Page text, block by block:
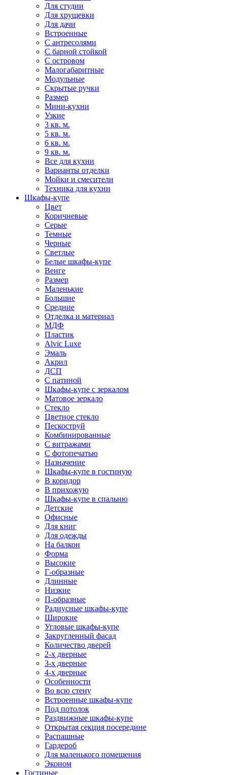
Для студии
Для хрущевки
Для дачи
Встроенные
С антресолями
С барной стойкой
С островом
Малогабаритные
Модульные
Скрытые ручки
Размер
Мини-кухни
Узкие
3 кв. м.
5 кв. м.
6 кв. м.
9 кв. м.
Все для кухни
Варианты отделки
Мойки и смесители
Техника для кухни
Шкафы-купе
Цвет
Коричневые
Серые
Темные
Черные
Светлые
Белые шкафы-купе
Венге
Размер
Маленькие
Большие
Средние
Отделка и материал
МДФ
Пластик
Alvic Luxe
Эмаль
Акрил
ДСП
С патиной
Шкафы-купе с зеркалом
Матовое зеркало
Стекло
Цветное стекло
Пескоструй
Комбинированные
С витражами
С фотопечатью
Назначение
Шкафы-купе в гостиную
В коридор
В прихожую
Шкафы-купе в спальню
Детские
Офисные
Для книг
Для одежды
На балкон
Форма
Высокие
Г-образные
Длинные
Низкие
П-образные
Радиусные шкафы-купе
Широкие
Угловые шкафы-купе
Закругленный фасад
Количество дверей
2-х дверные
3-х дверные
4-х дверные
Особенности
Во всю стену
Встроенные шкафы-купе
Под потолок
Раздвижные шкафы-купе
Открытая секция посередине
Распашные
Гардероб
Для маленького помещения
Эконом
Гостиные